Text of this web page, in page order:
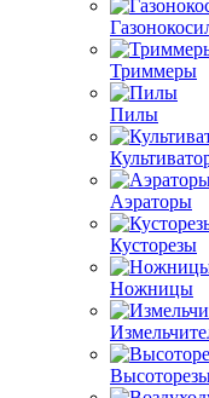
Триммеры
Пилы
Аэраторы
Кусторезы
Ножницы